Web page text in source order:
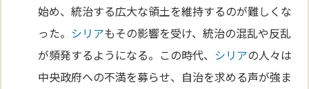
始め、統治する広大な領土を維持するのが難しくな
った。 シリアもその影響を受け、統治の混乱や反乱
が頻発するようになる。この時代、 シリアの人々は
中央政府への不満を募らせ、自治を求める声が強ま